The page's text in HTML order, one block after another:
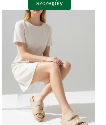
szczegóły